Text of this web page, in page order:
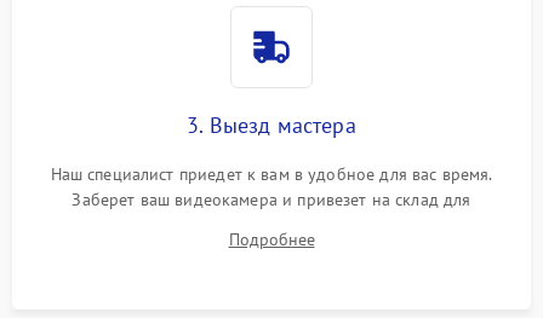
3. Выезд мастера
Наш специалист приедет к вам в удобное для вас время.
Заберет ваш видеокамера и привезет на склад для
Подробнее